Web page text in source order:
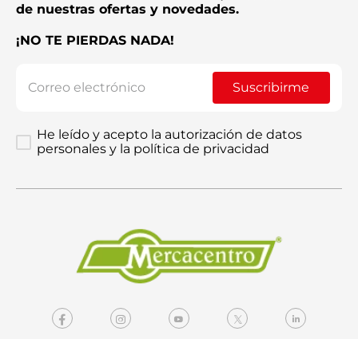
de nuestras ofertas y novedades.
¡NO TE PIERDAS NADA!
Suscribirme
He leído y acepto la autorización de datos
personales y la política de privacidad